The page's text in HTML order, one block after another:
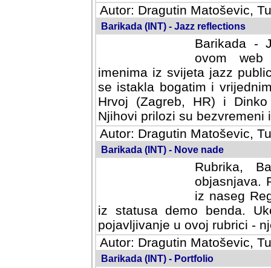
Autor: Dragutin Matoševic,
Barikada (INT) - Jazz reflections
Barikada -
ovom web
imenima iz svijeta jazz
se istakla bogatim i
Hrvoj (Zagreb, HR) i
Njihovi prilozi su bezvremeni
Autor: Dragutin Matoševic,
Barikada (INT) - Nove nade
Rubrika,
objasnjava.
iz naseg
iz statusa demo benda.
pojavljivanje u ovoj rubrici -
Autor: Dragutin Matoševic,
Barikada (INT) - Portfolio